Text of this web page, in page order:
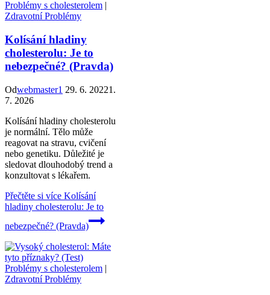
Problémy s cholesterolem |
Zdravotní Problémy
Kolísání hladiny
cholesterolu: Je to
nebezpečné? (Pravda)
Odwebmaster1 29. 6. 20221.
7. 2026
Kolísání hladiny cholesterolu
je normální. Tělo může
reagovat na stravu, cvičení
nebo genetiku. Důležité je
sledovat dlouhodobý trend a
konzultovat s lékařem.
Přečtěte si více Kolísání
hladiny cholesterolu: Je to
nebezpečné? (Pravda)
Problémy s cholesterolem |
Zdravotní Problémy